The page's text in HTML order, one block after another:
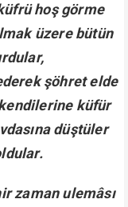
hoş görme
üzere bütün
şöhret elde
küfür
düştüler
zaman ulemâsı